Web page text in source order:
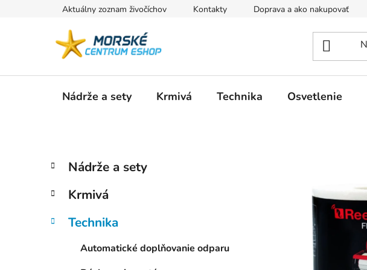
Aktuálny zoznam živočíchov Kontakty Doprava a ako nakupovať
Nádrže a sety Krmivá Technika Osvetlenie
B
č
ý
Preskočiť
kategórie
K
a
e
ó
Nádrže a sety
Krmivá
Technika
Automatické doplňovanie odparu